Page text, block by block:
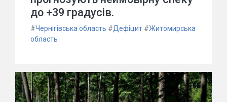
до +39 градусів.
#Чернігівська область #Дефіцит #Житомирська
область